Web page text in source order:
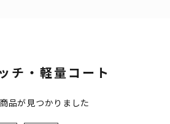
チ・軽量コート
品が見つかりました